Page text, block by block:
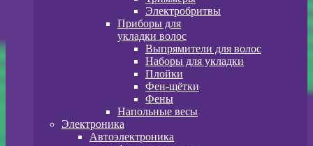
Электробритвы
Приборы для
укладки волос
Выпрямители для волос
Наборы для укладки
Плойки
Фен-щётки
Фены
Напольные весы
Электроника
Автоэлектроника